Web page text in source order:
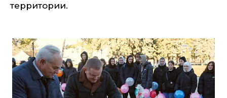
территории.